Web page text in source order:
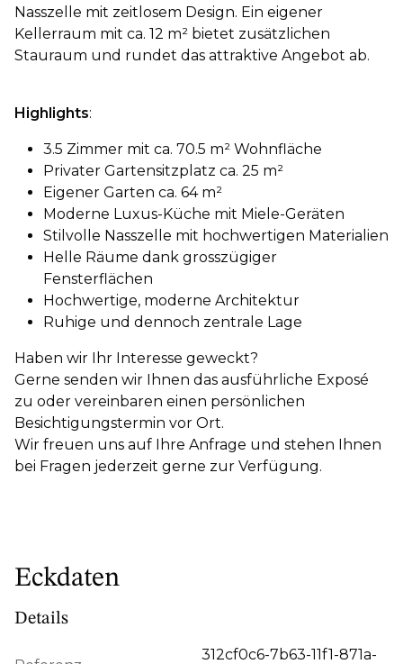
Nasszelle mit zeitlosem Design. Ein eigener
Kellerraum mit ca. 12 m² bietet zusätzlichen
Stauraum und rundet das attraktive Angebot ab.
Highlights:
3.5 Zimmer mit ca. 70.5 m² Wohnfläche
Privater Gartensitzplatz ca. 25 m²
Eigener Garten ca. 64 m²
Moderne Luxus-Küche mit Miele-Geräten
Stilvolle Nasszelle mit hochwertigen Materialien
Helle Räume dank grosszügiger
Fensterflächen
Hochwertige, moderne Architektur
Ruhige und dennoch zentrale Lage
Haben wir Ihr Interesse geweckt?
Gerne senden wir Ihnen das ausführliche Exposé
zu oder vereinbaren einen persönlichen
Besichtigungstermin vor Ort.
Wir freuen uns auf Ihre Anfrage und stehen Ihnen
bei Fragen jederzeit gerne zur Verfügung.
Eckdaten
Details
312cf0c6-7b63-11f1-871a-